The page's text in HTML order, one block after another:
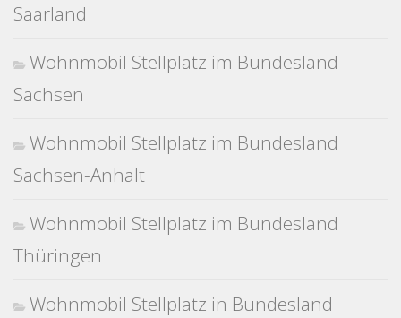
Saarland
Wohnmobil Stellplatz im Bundesland
Sachsen
Wohnmobil Stellplatz im Bundesland
Sachsen-Anhalt
Wohnmobil Stellplatz im Bundesland
Thüringen
Wohnmobil Stellplatz in Bundesland